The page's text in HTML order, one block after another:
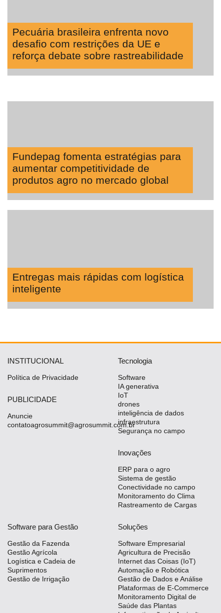
Pecuária brasileira enfrenta novo
desafio com restrições da UE e
reforça debate sobre rastreabilidade
Fundepag fomenta estratégias para
aumentar competitividade de
produtos agro no mercado global
Entregas mais rápidas com logística
inteligente
INSTITUCIONAL
Política de Privacidade
PUBLICIDADE
Anuncie
contatoagrosummit@agrosummit.com.br
Tecnologia
Software
IA generativa
IoT
drones
inteligência de dados
infraestrutura
Segurança no campo
Inovações
ERP para o agro
Sistema de gestão
Conectividade no campo
Monitoramento do Clima
Rastreamento de Cargas
Software para Gestão
Gestão da Fazenda
Gestão Agrícola
Logística e Cadeia de
Suprimentos
Gestão de Irrigação
Soluções
Software Empresarial
Agricultura de Precisão
Internet das Coisas (IoT)
Automação e Robótica
Gestão de Dados e Análise
Plataformas de E-Commerce
Monitoramento Digital de
Saúde das Plantas